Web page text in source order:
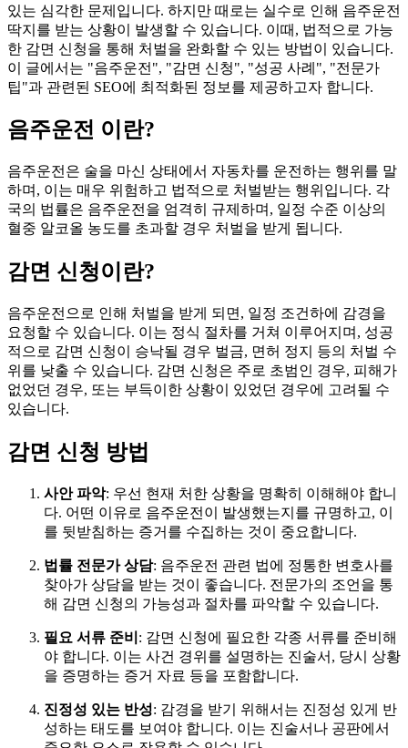
있는 심각한 문제입니다. 하지만 때로는 실수로 인해 음주운전
딱지를 받는 상황이 발생할 수 있습니다. 이때, 법적으로 가능
한 감면 신청을 통해 처벌을 완화할 수 있는 방법이 있습니다.
이 글에서는 "음주운전", "감면 신청", "성공 사례", "전문가
팁"과 관련된 SEO에 최적화된 정보를 제공하고자 합니다.
음주운전 이란?
음주운전은 술을 마신 상태에서 자동차를 운전하는 행위를 말
하며, 이는 매우 위험하고 법적으로 처벌받는 행위입니다. 각
국의 법률은 음주운전을 엄격히 규제하며, 일정 수준 이상의
혈중 알코올 농도를 초과할 경우 처벌을 받게 됩니다.
감면 신청이란?
음주운전으로 인해 처벌을 받게 되면, 일정 조건하에 감경을
요청할 수 있습니다. 이는 정식 절차를 거쳐 이루어지며, 성공
적으로 감면 신청이 승낙될 경우 벌금, 면허 정지 등의 처벌 수
위를 낮출 수 있습니다. 감면 신청은 주로 초범인 경우, 피해가
없었던 경우, 또는 부득이한 상황이 있었던 경우에 고려될 수
있습니다.
감면 신청 방법
사안 파악: 우선 현재 처한 상황을 명확히 이해해야 합니
다. 어떤 이유로 음주운전이 발생했는지를 규명하고, 이
를 뒷받침하는 증거를 수집하는 것이 중요합니다.
법률 전문가 상담: 음주운전 관련 법에 정통한 변호사를
찾아가 상담을 받는 것이 좋습니다. 전문가의 조언을 통
해 감면 신청의 가능성과 절차를 파악할 수 있습니다.
필요 서류 준비 : 감면 신청에 필요한 각종 서류를 준비해
야 합니다. 이는 사건 경위를 설명하는 진술서, 당시 상황
을 증명하는 증거 자료 등을 포함합니다.
진정성 있는 반성: 감경을 받기 위해서는 진정성 있게 반
성하는 태도를 보여야 합니다. 이는 진술서나 공판에서